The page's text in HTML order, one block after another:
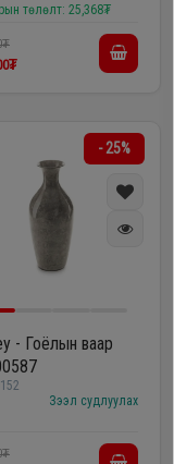
төлөлт: 25,368₮
- 25%
- Гоёлын ваар
Зээл судлуулах